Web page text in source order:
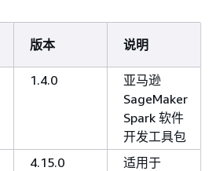
版本 说明
1.4.0
亚马逊
SageMaker
Spark 软件
开发工具包
4.15.0
适用于